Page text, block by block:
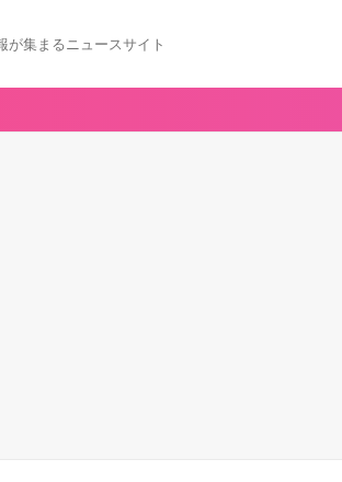
が集まるニュースサイト